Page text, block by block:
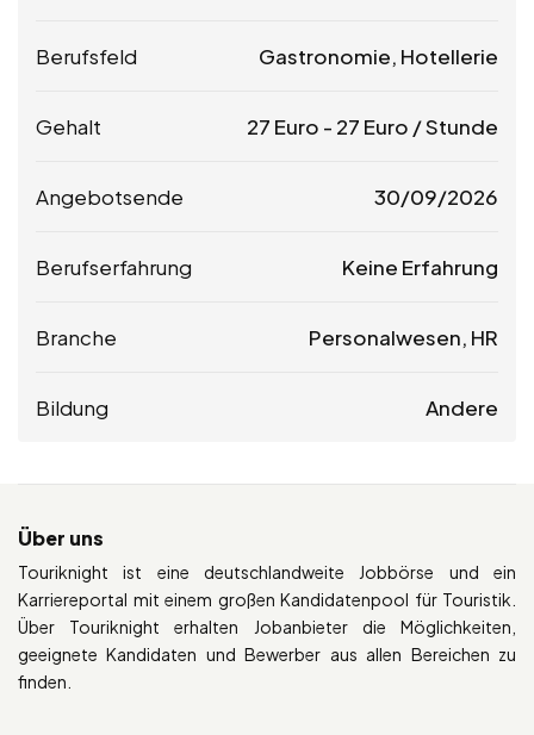
Berufsfeld Gastronomie, Hotellerie
Gehalt 27 Euro - 27 Euro / Stunde
Angebotsende 30/09/2026
Berufserfahrung Keine Erfahrung
Branche Personalwesen, HR
Bildung Andere
Über uns
Touriknight ist eine deutschlandweite Jobbörse und ein
Karriereportal mit einem großen Kandidatenpool für Touristik.
Über Touriknight erhalten Jobanbieter die Möglichkeiten,
geeignete Kandidaten und Bewerber aus allen Bereichen zu
finden.